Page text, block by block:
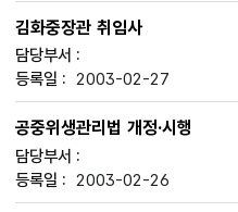
김화중장관 취임사
2003-02-27
공중위생관리법 개정·시행
2003-02-26